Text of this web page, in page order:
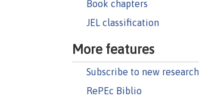
Book chapters
JEL classification
More features
Subscribe to new research
RePEc Biblio